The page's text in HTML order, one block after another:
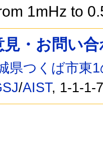
1mHz to
見・お問い
県つくば市東
/AIST, 1-1-1-